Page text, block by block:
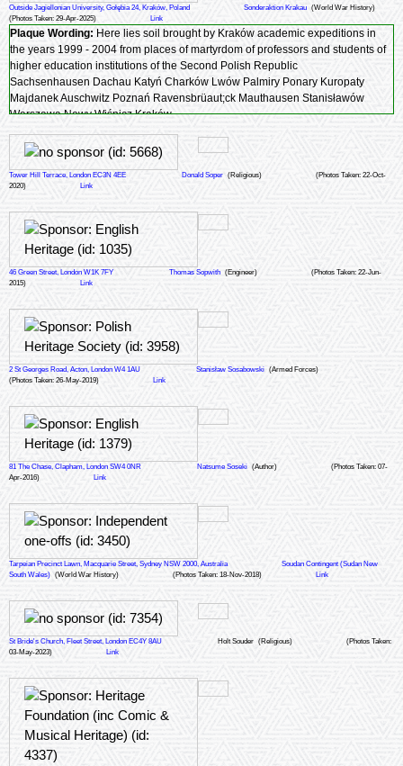
Outside Jagiellonian University, Gołębia 24, Kraków, Poland Sonderaktion Krakau (World War History)
(Photos Taken: 29-Apr-2025)
Link
Plaque Wording: Here lies soil brought by Kraków academic expeditions in
the years 1999 - 2004 from places of martyrdom of professors and students of
higher education institutions of the Second Polish Republic
Sachsenhausen Dachau Katyń Charków Lwów Palmiry Ponary Kuropaty
Majdanek Auschwitz Poznań Ravensbrüaut;ck Mauthausen Stanisławów
Warszawa Nowy Wiśnicz Kraków
Tower Hill Terrace, London EC3N 4EE Donald Soper (Religious)
(Photos Taken: 22-Oct-
2020)
Link
46 Green Street, London W1K 7FY Thomas Sopwith (Engineer)
(Photos Taken: 22-Jun-
2015)
Link
2 St Georges Road, Acton, London W4 1AU Stanisław Sosabowski (Armed Forces)
(Photos Taken: 26-May-2019)
Link
81 The Chase, Clapham, London SW4 0NR Natsume Soseki (Author)
(Photos Taken: 07-
Apr-2016)
Link
Tarpeian Precinct Lawn, Macquarie Street, Sydney NSW 2000, Australia
Soudan Contingent (Sudan New
South Wales) (World War History) (Photos Taken: 18-Nov-2018) Link
St Bride's Church, Fleet Street, London EC4Y 8AU Holt Souder (Religious)
(Photos Taken:
03-May-2023)
Link